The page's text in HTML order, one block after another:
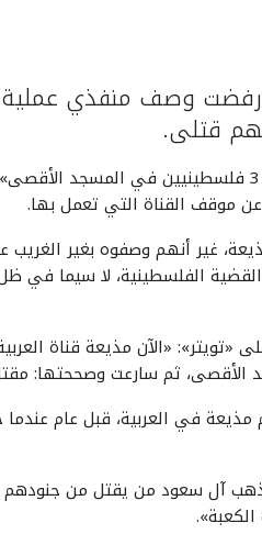
رفضت وصف منفذي
قتلى.
وخلال تقديمها للنشرة الصباحية، قالت المذيعة: «استشهد 3 فلسطينيين
غير أنهم وصفوه بغير الغريب
الفلسطينية، لا سيما في ظل
«الآن مذيعة قناة
مذيعة في العربية، قبل عام
آل سعود من يقتل من